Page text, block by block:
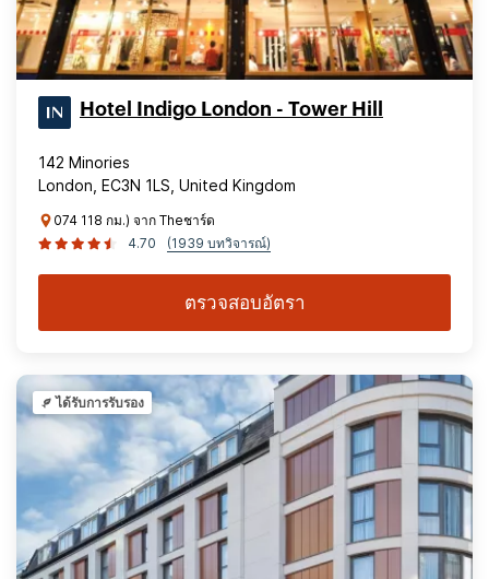
Hotel Indigo London - Tower Hill
142 Minories
London, EC3N 1LS, United Kingdom
074 118 กม.) จาก Theชาร์ด
4.70
(1939 บทวิจารณ์)
ตรวจสอบอัตรา
ได้รับการรับรอง